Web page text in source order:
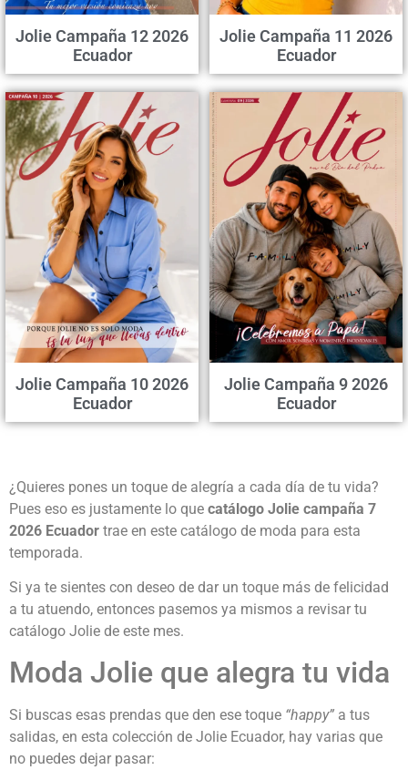
Jolie Campaña 12 2026
Ecuador
Jolie Campaña 11 2026
Ecuador
Jolie Campaña 10 2026
Ecuador
Jolie Campaña 9 2026
Ecuador
¿Quieres pones un toque de alegría a cada día de tu vida?
Pues eso es justamente lo que catálogo Jolie campaña 7
2026 Ecuador trae en este catálogo de moda para esta
temporada.
Si ya te sientes con deseo de dar un toque más de felicidad
a tu atuendo, entonces pasemos ya mismos a revisar tu
catálogo Jolie de este mes.
Moda Jolie que alegra tu vida
Si buscas esas prendas que den ese toque “happy” a tus
salidas, en esta colección de Jolie Ecuador, hay varias que
no puedes dejar pasar: